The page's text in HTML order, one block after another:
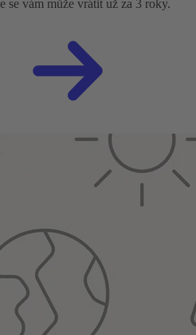
se vám může vrátit už za 3 roky.